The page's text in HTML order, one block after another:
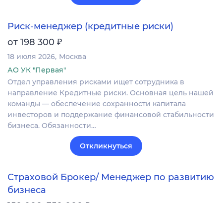
Риск-менеджер (кредитные риски)
от 198 300 ₽
18 июля 2026 Москва
АО УК "Первая"
Отдел управления рисками ищет сотрудника в
направление Кредитные риски. Основная цель нашей
команды — обеспечение сохранности капитала
инвесторов и поддержание финансовой стабильности
бизнеса. Обязанности…
Откликнуться
Страховой Брокер/ Менеджер по развитию
бизнеса